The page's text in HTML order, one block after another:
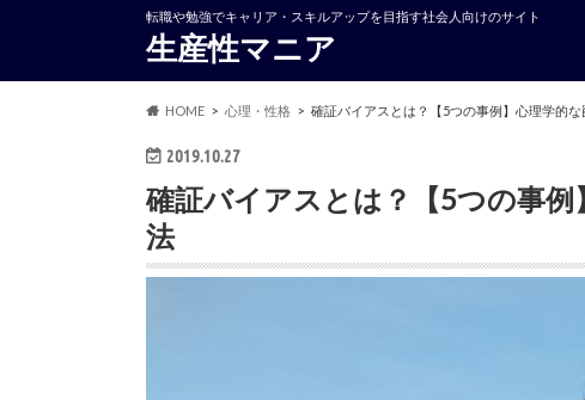
転職や勉強でキャリア・スキルアップを目指す社会人向けのサイト
生産性マニア
HOME 心理・性格 確証バイアスとは？【5つの事例】心理学的
2019.10.27
確証バイアスとは？【5つの事
法